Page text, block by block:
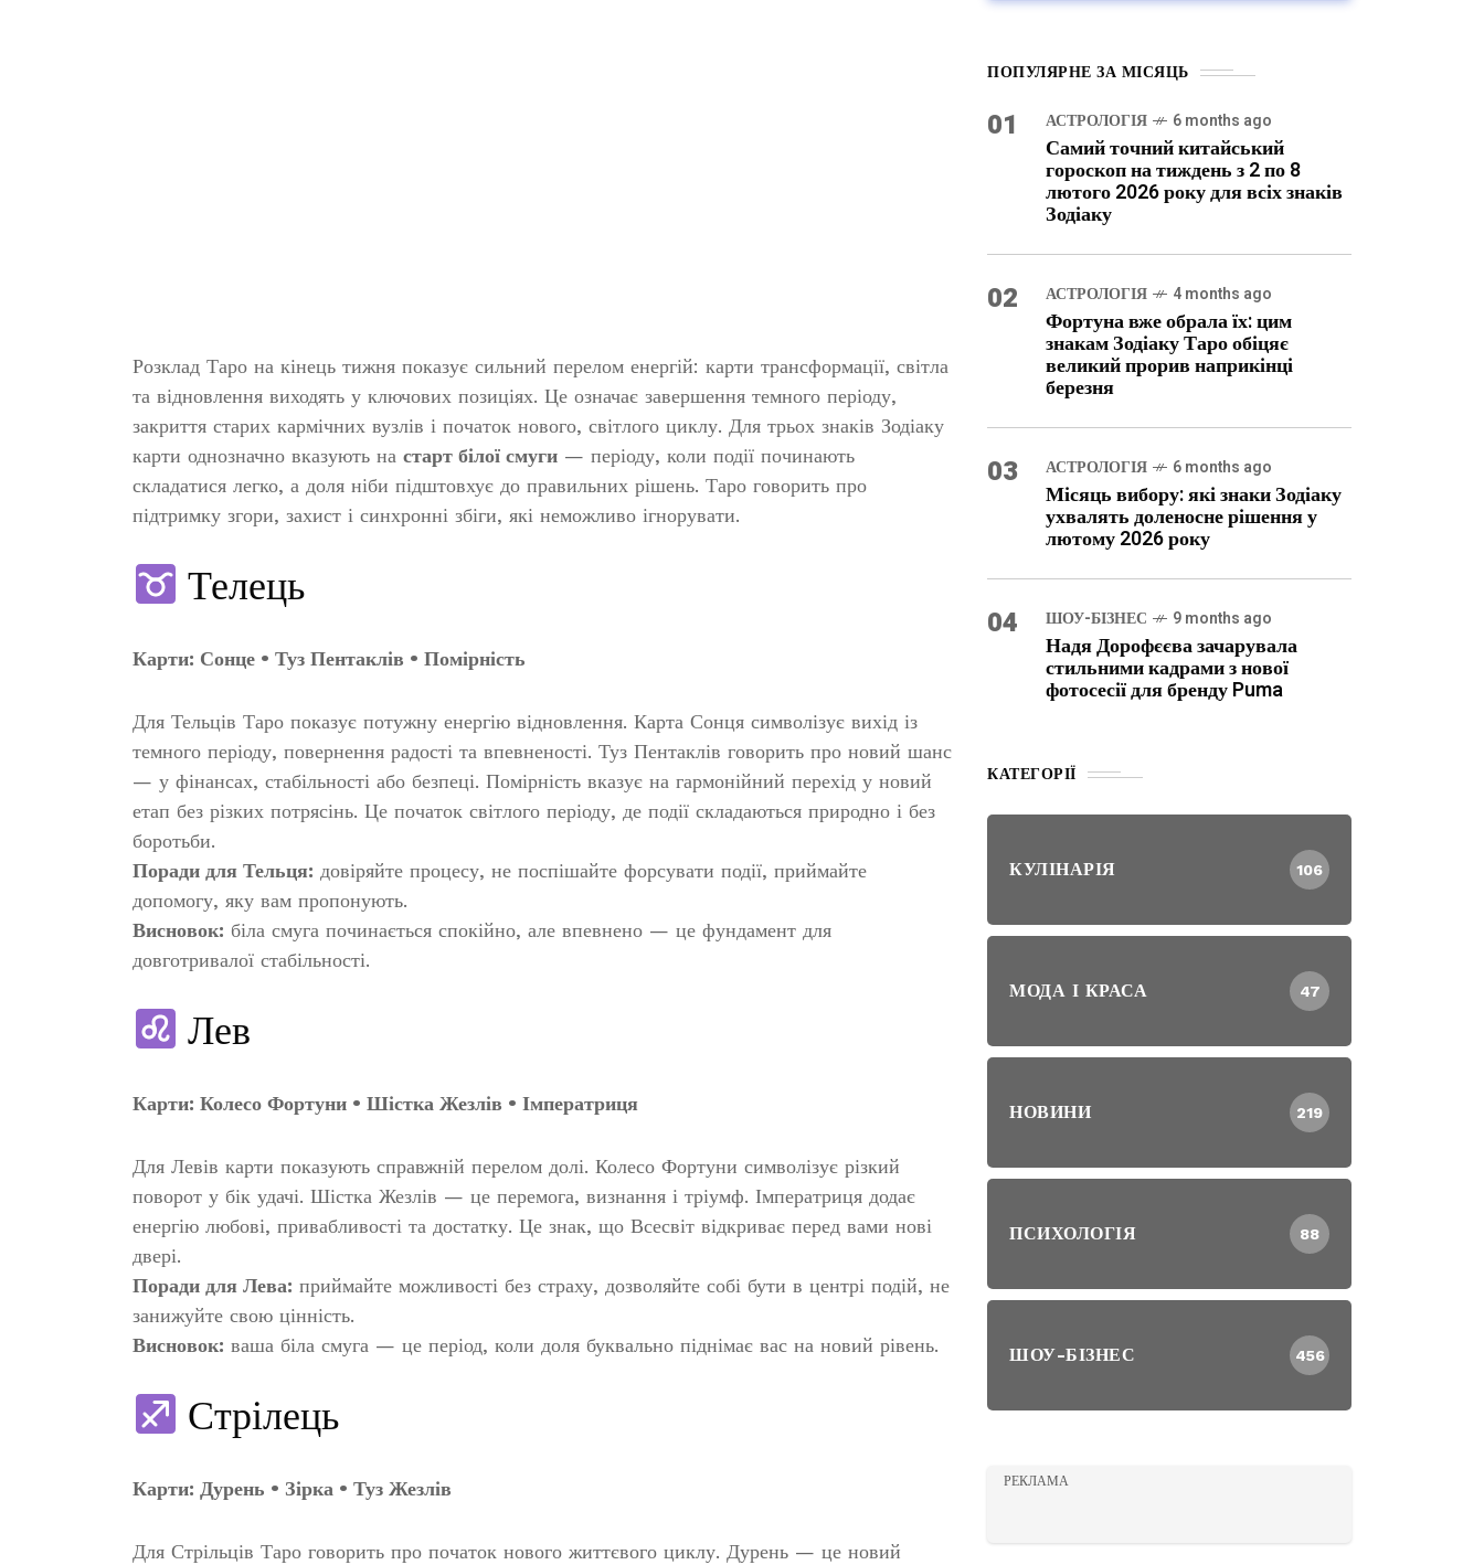
Розклад Таро на кінець тижня показує сильний перелом енергій: карти трансформації, світла
та відновлення виходять у ключових позиціях. Це означає завершення темного періоду,
закриття старих кармічних вузлів і початок нового, світлого циклу. Для трьох знаків Зодіаку
карти однозначно вказують на старт білої смуги — періоду, коли події починають
складатися легко, а доля ніби підштовхує до правильних рішень. Таро говорить про
підтримку згори, захист і синхронні збіги, які неможливо ігнорувати.
Телець
Карти: Сонце • Туз Пентаклів • Помірність
Для Тельців Таро показує потужну енергію відновлення. Карта Сонця символізує вихід із
темного періоду, повернення радості та впевненості. Туз Пентаклів говорить про новий шанс
— у фінансах, стабільності або безпеці. Помірність вказує на гармонійний перехід у новий
етап без різких потрясінь. Це початок світлого періоду, де події складаються природно і без
боротьби.
Поради для Тельця: довіряйте процесу, не поспішайте форсувати події, приймайте
допомогу, яку вам пропонують.
Висновок: біла смуга починається спокійно, але впевнено — це фундамент для
довготривалої стабільності.
Лев
Карти: Колесо Фортуни • Шістка Жезлів • Імператриця
Для Левів карти показують справжній перелом долі. Колесо Фортуни символізує різкий
поворот у бік удачі. Шістка Жезлів — це перемога, визнання і тріумф. Імператриця додає
енергію любові, привабливості та достатку. Це знак, що Всесвіт відкриває перед вами нові
двері.
Поради для Лева: приймайте можливості без страху, дозволяйте собі бути в центрі подій, не
занижуйте свою цінність.
Висновок: ваша біла смуга — це період, коли доля буквально піднімає вас на новий рівень.
Стрілець
Карти: Дурень • Зірка • Туз Жезлів
Для Стрільців Таро говорить про початок нового життєвого циклу. Дурень — це новий
ПОПУЛЯРНЕ ЗА МІСЯЦЬ
01 АСТРОЛОГІЯ 6 months ago
Самий точний китайський
гороскоп на тиждень з 2 по 8
лютого 2026 року для всіх знаків
Зодіаку
02 АСТРОЛОГІЯ 4 months ago
Фортуна вже обрала їх: цим
знакам Зодіаку Таро обіцяє
великий прорив наприкінці
березня
03 АСТРОЛОГІЯ 6 months ago
Місяць вибору: які знаки Зодіаку
ухвалять доленосне рішення у
лютому 2026 року
04 ШОУ-БІЗНЕС 9 months ago
Надя Дорофєєва зачарувала
стильними кадрами з нової
фотосесії для бренду Puma
КАТЕГОРІЇ
КУЛІНАРІЯ 106
МОДА І КРАСА 47
НОВИНИ 219
ПСИХОЛОГІЯ 88
ШОУ-БІЗНЕС 456
РЕКЛАМА